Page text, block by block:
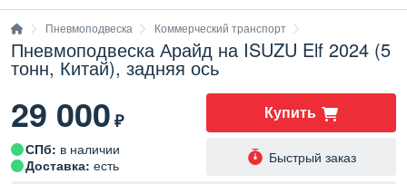
Пневмоподвеска Коммерческий транспорт
Пневмоподвеска Арайд на ISUZU Elf 2024 (5
тонн, Китай), задняя ось
29 000₽ Купить
Быстрый заказ
СПб: в наличии
Доставка: есть